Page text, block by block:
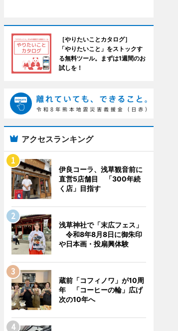
［やりたいことカタログ］
「やりたいこと」をストックす
る無料ツール。まずは1週間のお
試しを！
アクセスランキング
伊良コーラ、浅草観音前に
直営5店舗目 「300年続
く店」目指す
浅草神社で「末広フェス」
令和8年8月8日に御朱印
や日本画・投扇興体験
蔵前「コフィノワ」が10周
年 「コーヒーの輪」広げ
次の10年へ